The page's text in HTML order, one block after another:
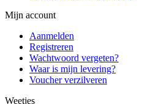
Mijn account
Aanmelden
Registreren
Wachtwoord vergeten?
Waar is mijn levering?
Voucher verzilveren
Weetjes